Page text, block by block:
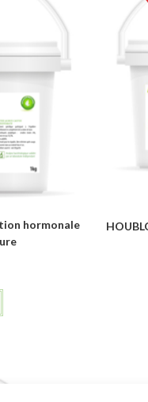
hormonale